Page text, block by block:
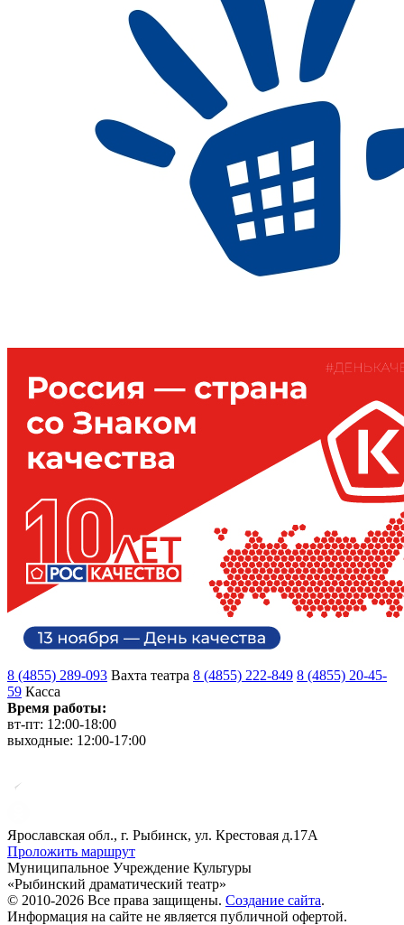
8 (4855) 289-093 Вахта театра 8 (4855) 222-849 8 (4855) 20-45-
59 Касса
Время работы:
вт-пт: 12:00-18:00
выходные: 12:00-17:00
Ярославская обл., г. Рыбинск, ул. Крестовая д.17А
Проложить маршрут
Муниципальное Учреждение Культуры
«Рыбинский драматический театр»
© 2010-2026 Все права защищены. Создание сайта.
Информация на сайте не является публичной офертой.